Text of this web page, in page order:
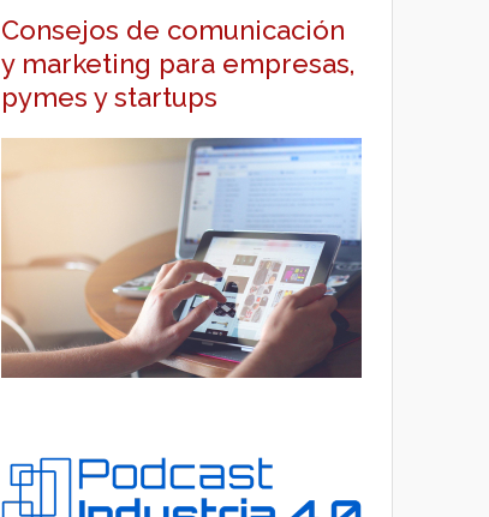
Consejos de comunicación
y marketing para empresas,
pymes y startups